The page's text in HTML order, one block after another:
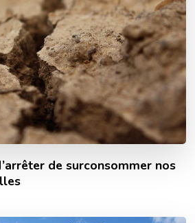
de surconsommer nos